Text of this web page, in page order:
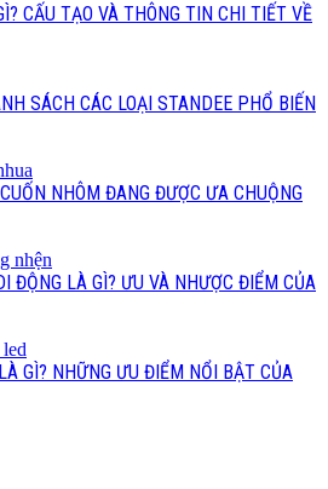
CẤU TẠO VÀ THÔNG TIN CHI TIẾT VỀ
SÁCH CÁC LOẠI STANDEE PHỔ BIẾN
NHÔM ĐANG ĐƯỢC ƯA CHUỘNG
ĐỘNG LÀ GÌ? ƯU VÀ NHƯỢC ĐIỂM CỦA
GÌ? NHỮNG ƯU ĐIỂM NỔI BẬT CỦA